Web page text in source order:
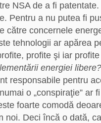
NSA de a fi
Pentru a nu putea fi
către concernele
tehnologii ar apărea
profite şi iar
energiei libere?
responsabile pentru
o „conspiraţie” ar
foarte comodă
noi. Deci încă o dată,